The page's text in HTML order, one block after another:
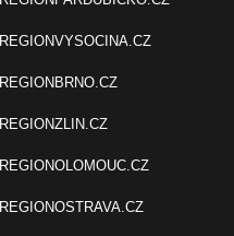
REGIONVYSOCINA.CZ
REGIONBRNO.CZ
REGIONZLIN.CZ
REGIONOLOMOUC.CZ
REGIONOSTRAVA.CZ